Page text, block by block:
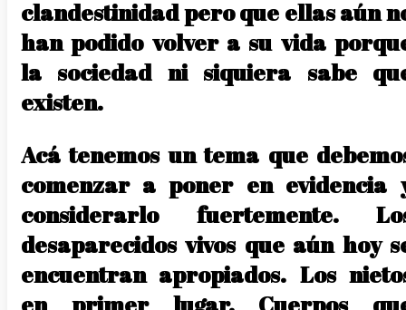
clandestinidad pero que ellas aún
han podido volver a su vida
la sociedad ni siquiera sabe
existen.
Acá tenemos un tema que
comenzar a poner en evidencia
considerarlo fuertemente.
desaparecidos vivos que aún hoy
encuentran apropiados. Los
en primer lugar. Cuerpos